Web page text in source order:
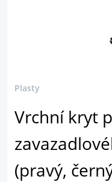
Plasty
Vrchní kryt
(pravý,